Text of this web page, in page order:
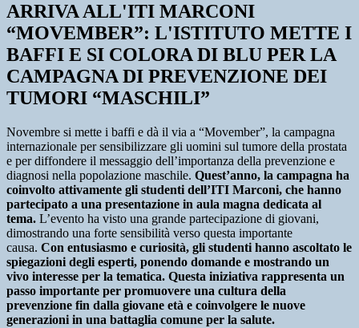
ARRIVA ALL'ITI MARCONI
“MOVEMBER”: L'ISTITUTO METTE I
BAFFI E SI COLORA DI BLU PER LA
CAMPAGNA DI PREVENZIONE DEI
TUMORI “MASCHILI”
Novembre si mette i baffi e dà il via a “Movember”, la campagna
internazionale per sensibilizzare gli uomini sul tumore della prostata
e per diffondere il messaggio dell’importanza della prevenzione e
diagnosi nella popolazione maschile. Quest’anno, la campagna ha
coinvolto attivamente gli studenti dell’ITI Marconi, che hanno
partecipato a una presentazione in aula magna dedicata al
tema. L’evento ha visto una grande partecipazione di giovani,
dimostrando una forte sensibilità verso questa importante
causa. Con entusiasmo e curiosità, gli studenti hanno ascoltato le
spiegazioni degli esperti, ponendo domande e mostrando un
vivo interesse per la tematica. Questa iniziativa rappresenta un
passo importante per promuovere una cultura della
prevenzione fin dalla giovane età e coinvolgere le nuove
generazioni in una battaglia comune per la salute.